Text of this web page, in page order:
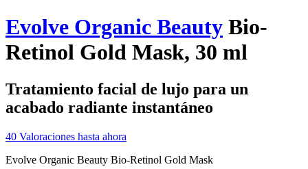
Evolve Organic Beauty Bio-
Retinol Gold Mask, 30 ml
Tratamiento facial de lujo para un
acabado radiante instantáneo
40 Valoraciones hasta ahora
Evolve Organic Beauty Bio-Retinol Gold Mask